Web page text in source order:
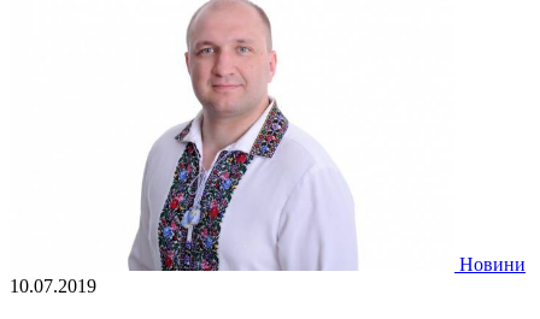
Новини
10.07.2019